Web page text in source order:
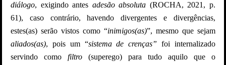
diálogo, exigindo antes adesão absoluta (ROCHA, 2021, p.
61), caso contrário, havendo divergentes e divergências,
estes(as) serão vistos como “inimigos(as)”, mesmo que sejam
aliados(as), pois um “sistema de crenças” foi internalizado
servindo como filtro (superego) para tudo aquilo que o